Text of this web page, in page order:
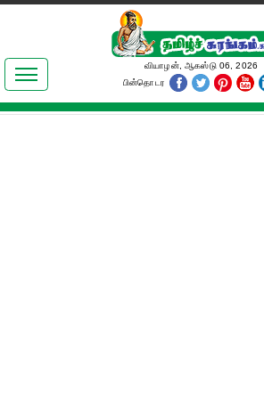
இலக்கியங்கள்
தமிழ் உலகம்
வியாழன், ஆகஸ்டு 06, 2026
பின்தொடர